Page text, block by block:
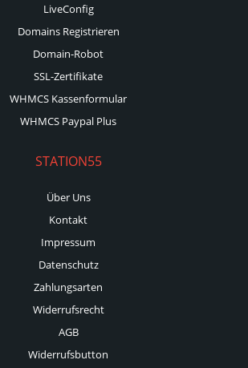
LiveConfig
Domains Registrieren
Domain-Robot
SSL-Zertifikate
WHMCS Kassenformular
WHMCS Paypal Plus
STATION55
Über Uns
Kontakt
Impressum
Datenschutz
Zahlungsarten
Widerrufsrecht
AGB
Widerrufsbutton